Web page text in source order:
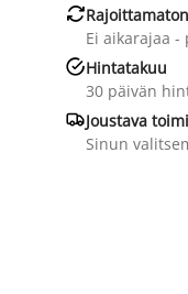

Ei aikarajaa -
Hintatakuu
30 päivän
Joustava
Sinun